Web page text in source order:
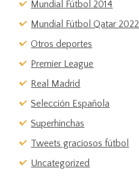
Mundial Fútbol 2014
Mundial Fútbol Qatar 2022
Otros deportes
Premier League
Real Madrid
Selección Española
Superhinchas
Tweets graciosos fútbol
Uncategorized